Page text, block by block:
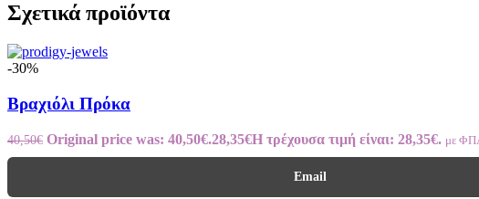
Σχετικά προϊόντα
-30%
Βραχιόλι Πρόκα
40,50€ Original price was: 40,50€.28,35€Η τρέχουσα τιμή είναι: 28,35€. με
Email